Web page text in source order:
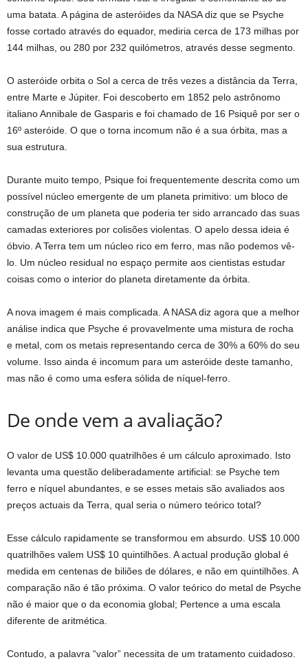
uma batata. A página de asteróides da NASA diz que se Psyche
fosse cortado através do equador, mediria cerca de 173 milhas por
144 milhas, ou 280 por 232 quilómetros, através desse segmento.
O asteróide orbita o Sol a cerca de três vezes a distância da Terra,
entre Marte e Júpiter. Foi descoberto em 1852 pelo astrônomo
italiano Annibale de Gasparis e foi chamado de 16 Psiquê por ser o
16º asteróide. O que o torna incomum não é a sua órbita, mas a
sua estrutura.
Durante muito tempo, Psique foi frequentemente descrita como um
possível núcleo emergente de um planeta primitivo: um bloco de
construção de um planeta que poderia ter sido arrancado das suas
camadas exteriores por colisões violentas. O apelo dessa ideia é
óbvio. A Terra tem um núcleo rico em ferro, mas não podemos vê-
lo. Um núcleo residual no espaço permite aos cientistas estudar
coisas como o interior do planeta diretamente da órbita.
A nova imagem é mais complicada. A NASA diz agora que a melhor
análise indica que Psyche é provavelmente uma mistura de rocha
e metal, com os metais representando cerca de 30% a 60% do seu
volume. Isso ainda é incomum para um asteróide deste tamanho,
mas não é como uma esfera sólida de níquel-ferro.
De onde vem a avaliação?
O valor de US$ 10.000 quatrilhões é um cálculo aproximado. Isto
levanta uma questão deliberadamente artificial: se Psyche tem
ferro e níquel abundantes, e se esses metais são avaliados aos
preços actuais da Terra, qual seria o número teórico total?
Esse cálculo rapidamente se transformou em absurdo. US$ 10.000
quatrilhões valem US$ 10 quintilhões. A actual produção global é
medida em centenas de biliões de dólares, e não em quintilhões. A
comparação não é tão próxima. O valor teórico do metal de Psyche
não é maior que o da economia global; Pertence a uma escala
diferente de aritmética.
Contudo, a palavra “valor” necessita de um tratamento cuidadoso.